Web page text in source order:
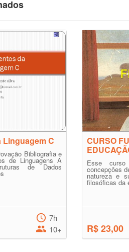
C
Bibliografia e
de Linguagens A
de Dados
7h
10+
CURSO
Esse
concepções
natureza e
filosóficas da
R$ 23,00